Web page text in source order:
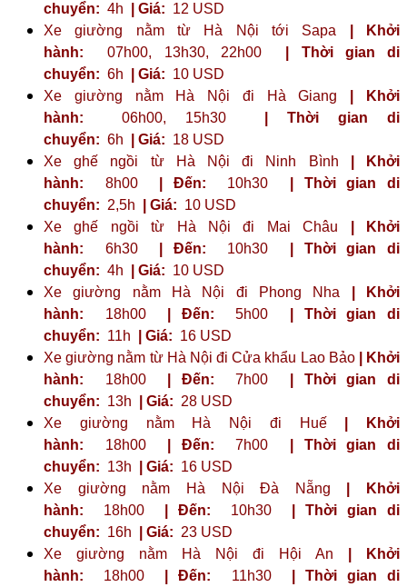
chuyển: 4h | Giá: 12 USD
Xe giường nằm từ Hà Nội tới Sapa
| Khởi
hành: 07h00, 13h30, 22h00
| Thời gian di
chuyển: 6h | Giá: 10 USD
Xe giường nằm Hà Nội đi Hà Giang
| Khởi
hành: 06h00, 15h30
| Thời gian di
chuyển: 6h | Giá: 18 USD
Xe ghế ngồi từ Hà Nội đi Ninh Bình
| Khởi
hành: 8h00 | Đến: 10h30
| Thời gian di
chuyển: 2,5h | Giá: 10 USD
Xe ghế ngồi từ Hà Nội đi Mai Châu
| Khởi
hành: 6h30 | Đến: 10h30
| Thời gian di
chuyển: 4h | Giá: 10 USD
Xe giường nằm Hà Nội đi Phong Nha
| Khởi
hành: 18h00 | Đến: 5h00
| Thời gian di
chuyển: 11h | Giá: 16 USD
Xe giường nằm từ Hà Nội đi Cửa khẩu Lao Bảo
| Khởi
hành: 18h00 | Đến: 7h00
| Thời gian di
chuyển: 13h | Giá: 28 USD
Xe giường nằm Hà Nội đi Huế
| Khởi
hành: 18h00 | Đến: 7h00
| Thời gian di
chuyển: 13h | Giá: 16 USD
Xe giường nằm Hà Nội Đà Nẵng
| Khởi
hành: 18h00 | Đến: 10h30
| Thời gian di
chuyển: 16h | Giá: 23 ​​USD
Xe giường nằm Hà Nội đi Hội An
| Khởi
hành: 18h00 | Đến: 11h30 | Thời gian di